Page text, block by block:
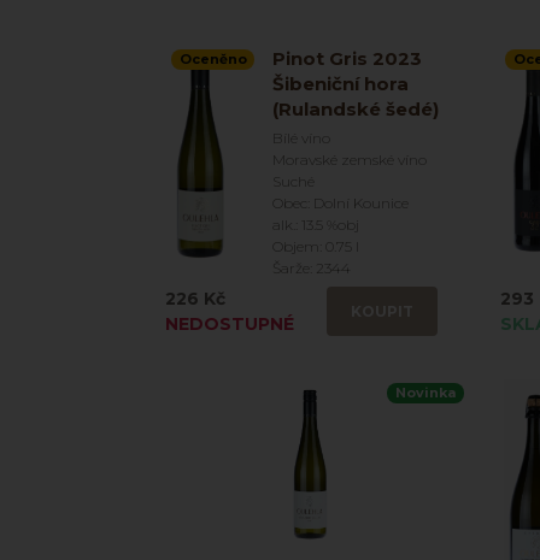
Oceněno
Pinot Gris 2023
Šibeniční hora
(Rulandské šedé)
Bílé víno
Moravské zemské víno
Suché
Obec: Dolní Kounice
alk.: 13.5 %obj
Objem: 0.75 l
Šarže: 2344
226 Kč
NEDOSTUPNÉ
293
Novinka